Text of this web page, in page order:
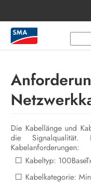
Die Kabellänge und
die Signalqualität.
Kabelanforderungen:
Kabeltyp:
Kabelkategorie:
Hinweise
Montage